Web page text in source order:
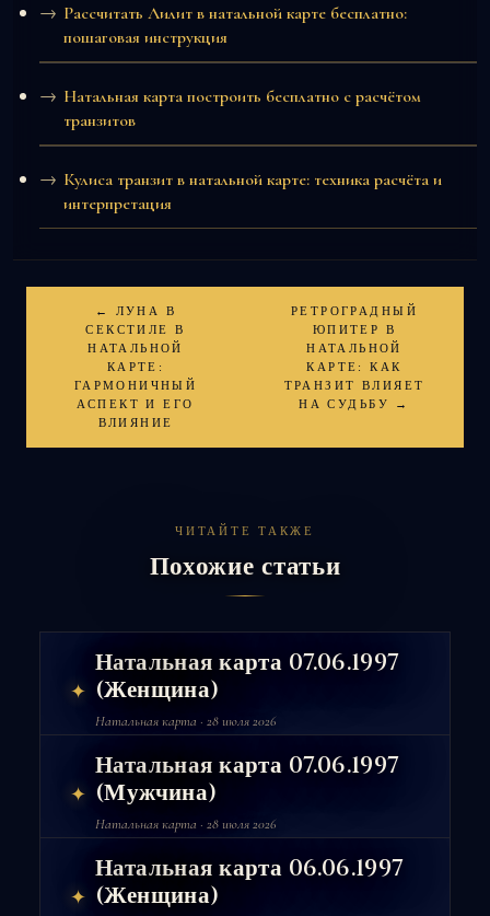
Рассчитать Лилит в натальной карте бесплатно:
пошаговая инструкция
Натальная карта построить бесплатно с расчётом
транзитов
Кулиса транзит в натальной карте: техника расчёта и
интерпретация
← ЛУНА В
СЕКСТИЛЕ В
НАТАЛЬНОЙ
КАРТЕ:
ГАРМОНИЧНЫЙ
АСПЕКТ И ЕГО
ВЛИЯНИЕ
РЕТРОГРАДНЫЙ
ЮПИТЕР В
НАТАЛЬНОЙ
КАРТЕ: КАК
ТРАНЗИТ ВЛИЯЕТ
НА СУДЬБУ →
ЧИТАЙТЕ ТАКЖЕ
Похожие статьи
✦
Натальная карта 07.06.1997
(Женщина)
Натальная карта · 28 июля 2026
✦
Натальная карта 07.06.1997
(Мужчина)
Натальная карта · 28 июля 2026
✦
Натальная карта 06.06.1997
(Женщина)